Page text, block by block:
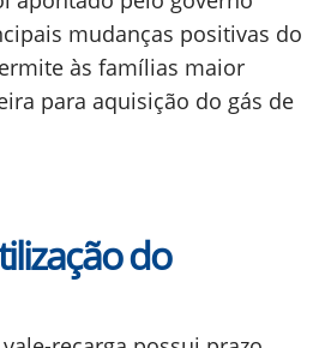
mudanças positivas do
às famílias maior
para aquisição do gás de
do